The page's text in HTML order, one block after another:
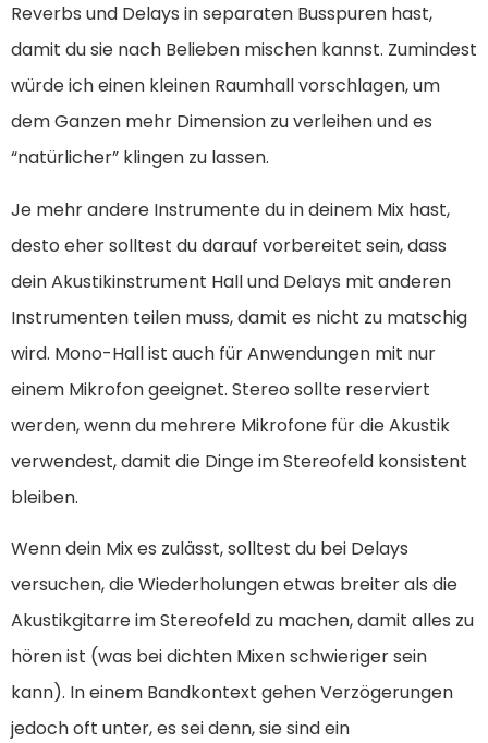
Reverbs und Delays in separaten Busspuren hast,
damit du sie nach Belieben mischen kannst. Zumindest
würde ich einen kleinen Raumhall vorschlagen, um
dem Ganzen mehr Dimension zu verleihen und es
“natürlicher” klingen zu lassen.
Je mehr andere Instrumente du in deinem Mix hast,
desto eher solltest du darauf vorbereitet sein, dass
dein Akustikinstrument Hall und Delays mit anderen
Instrumenten teilen muss, damit es nicht zu matschig
wird. Mono-Hall ist auch für Anwendungen mit nur
einem Mikrofon geeignet. Stereo sollte reserviert
werden, wenn du mehrere Mikrofone für die Akustik
verwendest, damit die Dinge im Stereofeld konsistent
bleiben.
Wenn dein Mix es zulässt, solltest du bei Delays
versuchen, die Wiederholungen etwas breiter als die
Akustikgitarre im Stereofeld zu machen, damit alles zu
hören ist (was bei dichten Mixen schwieriger sein
kann). In einem Bandkontext gehen Verzögerungen
jedoch oft unter, es sei denn, sie sind ein